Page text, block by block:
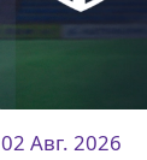
02 Авг. 2026